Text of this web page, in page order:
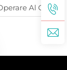
Zui Din Shanghai